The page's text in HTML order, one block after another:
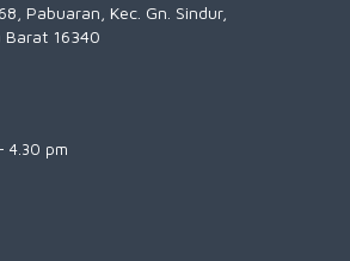
Pabuaran, Kec. Gn. Sindur,
Barat 16340
4.30 pm